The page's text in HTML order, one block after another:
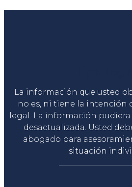
La información que usted
no es, ni tiene la intención
legal. La información
desactualizada. Usted
abogado para
situación